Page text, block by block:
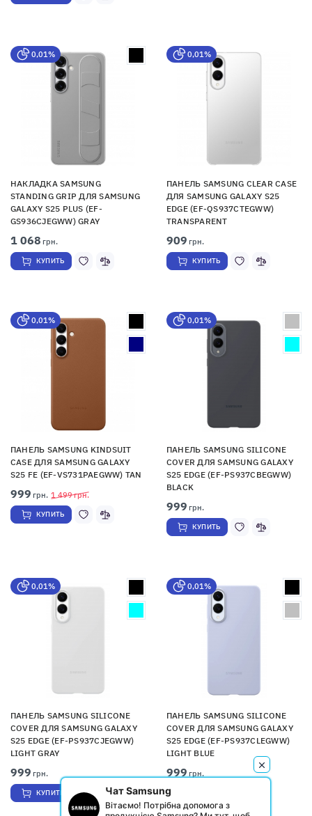
0,01%
НАКЛАДКА SAMSUNG
STANDING GRIP ДЛЯ SAMSUNG
GALAXY S25 PLUS (EF-
GS936CJEGWW) GRAY
1 068 грн.
КУПИТЬ
0,01%
ПАНЕЛЬ SAMSUNG CLEAR CASE
ДЛЯ SAMSUNG GALAXY S25
EDGE (EF-QS937CTEGWW)
TRANSPARENT
909 грн.
КУПИТЬ
0,01%
ПАНЕЛЬ SAMSUNG KINDSUIT
CASE ДЛЯ SAMSUNG GALAXY
S25 FE (EF-VS731PAEGWW) TAN
1 499грн.
999 грн.
КУПИТЬ
0,01%
ПАНЕЛЬ SAMSUNG SILICONE
COVER ДЛЯ SAMSUNG GALAXY
S25 EDGE (EF-PS937CBEGWW)
BLACK
999 грн.
КУПИТЬ
0,01%
ПАНЕЛЬ SAMSUNG SILICONE
COVER ДЛЯ SAMSUNG GALAXY
S25 EDGE (EF-PS937CJEGWW)
LIGHT GRAY
999 грн.
КУПИТЬ
0,01%
ПАНЕЛЬ SAMSUNG SILICONE
COVER ДЛЯ SAMSUNG GALAXY
S25 EDGE (EF-PS937CLEGWW)
LIGHT BLUE
999 грн.
Чат Samsung
Вітаємо! Потрібна допомога з